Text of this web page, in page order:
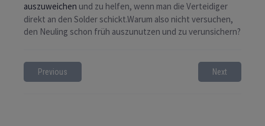
auszuweichen und zu helfen, wenn man die Verteidiger
direkt an den Solder schickt.Warum also nicht versuchen,
den Neuling schon früh auszunutzen und zu verunsichern?
Previous Next